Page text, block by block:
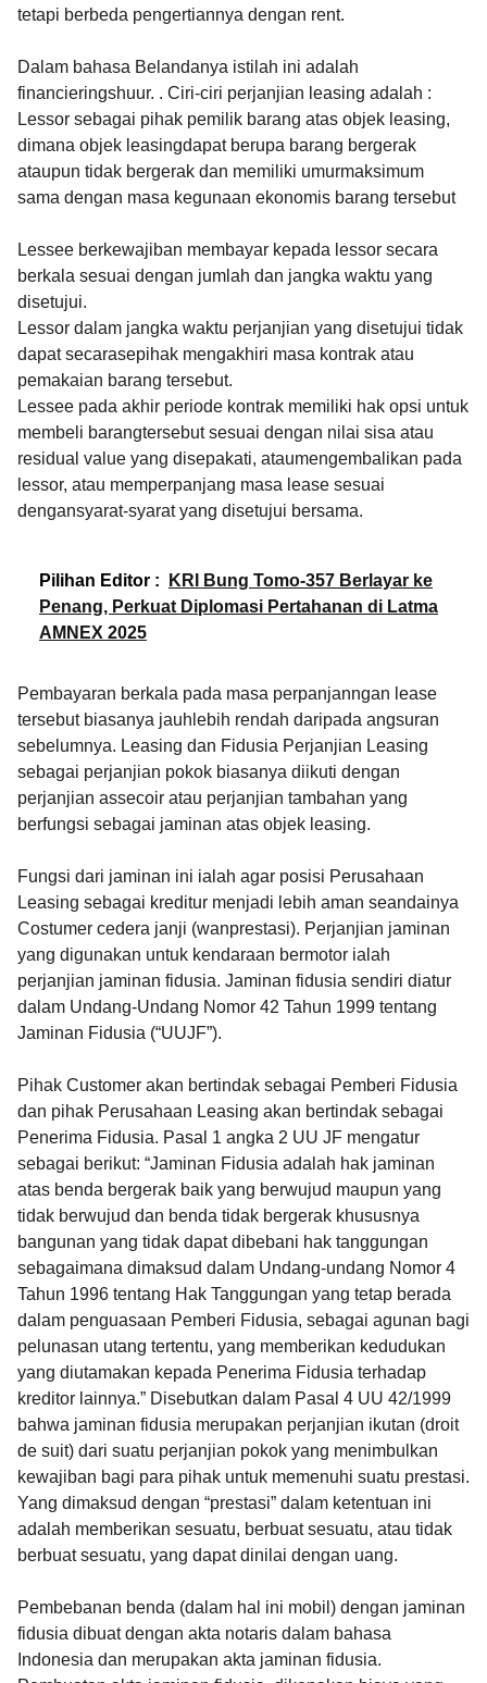
tetapi berbeda pengertiannya dengan rent.
Dalam bahasa Belandanya istilah ini adalah
financieringshuur. . Ciri-ciri perjanjian leasing adalah :
Lessor sebagai pihak pemilik barang atas objek leasing,
dimana objek leasingdapat berupa barang bergerak
ataupun tidak bergerak dan memiliki umurmaksimum
sama dengan masa kegunaan ekonomis barang tersebut
Lessee berkewajiban membayar kepada lessor secara
berkala sesuai dengan jumlah dan jangka waktu yang
disetujui.
Lessor dalam jangka waktu perjanjian yang disetujui tidak
dapat secarasepihak mengakhiri masa kontrak atau
pemakaian barang tersebut.
Lessee pada akhir periode kontrak memiliki hak opsi untuk
membeli barangtersebut sesuai dengan nilai sisa atau
residual value yang disepakati, ataumengembalikan pada
lessor, atau memperpanjang masa lease sesuai
dengansyarat-syarat yang disetujui bersama.
Pilihan Editor :
KRI Bung Tomo-357 Berlayar ke
Penang, Perkuat Diplomasi Pertahanan di Latma
AMNEX 2025
Pembayaran berkala pada masa perpanjanngan lease
tersebut biasanya jauhlebih rendah daripada angsuran
sebelumnya. Leasing dan Fidusia Perjanjian Leasing
sebagai perjanjian pokok biasanya diikuti dengan
perjanjian assecoir atau perjanjian tambahan yang
berfungsi sebagai jaminan atas objek leasing.
Fungsi dari jaminan ini ialah agar posisi Perusahaan
Leasing sebagai kreditur menjadi lebih aman seandainya
Costumer cedera janji (wanprestasi). Perjanjian jaminan
yang digunakan untuk kendaraan bermotor ialah
perjanjian jaminan fidusia. Jaminan fidusia sendiri diatur
dalam Undang-Undang Nomor 42 Tahun 1999 tentang
Jaminan Fidusia (“UUJF”).
Pihak Customer akan bertindak sebagai Pemberi Fidusia
dan pihak Perusahaan Leasing akan bertindak sebagai
Penerima Fidusia. Pasal 1 angka 2 UU JF mengatur
sebagai berikut: “Jaminan Fidusia adalah hak jaminan
atas benda bergerak baik yang berwujud maupun yang
tidak berwujud dan benda tidak bergerak khususnya
bangunan yang tidak dapat dibebani hak tanggungan
sebagaimana dimaksud dalam Undang-undang Nomor 4
Tahun 1996 tentang Hak Tanggungan yang tetap berada
dalam penguasaan Pemberi Fidusia, sebagai agunan bagi
pelunasan utang tertentu, yang memberikan kedudukan
yang diutamakan kepada Penerima Fidusia terhadap
kreditor lainnya.” Disebutkan dalam Pasal 4 UU 42/1999
bahwa jaminan fidusia merupakan perjanjian ikutan (droit
de suit) dari suatu perjanjian pokok yang menimbulkan
kewajiban bagi para pihak untuk memenuhi suatu prestasi.
Yang dimaksud dengan “prestasi” dalam ketentuan ini
adalah memberikan sesuatu, berbuat sesuatu, atau tidak
berbuat sesuatu, yang dapat dinilai dengan uang.
Pembebanan benda (dalam hal ini mobil) dengan jaminan
fidusia dibuat dengan akta notaris dalam bahasa
Indonesia dan merupakan akta jaminan fidusia.